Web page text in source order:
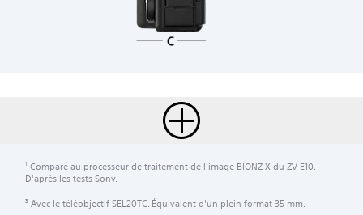
1 Comparé au processeur de traitement de l'image BIONZ X du ZV-E10.
D'après les tests Sony.
3 Avec le téléobjectif SEL20TC. Équivalent d'un plein format 35 mm.